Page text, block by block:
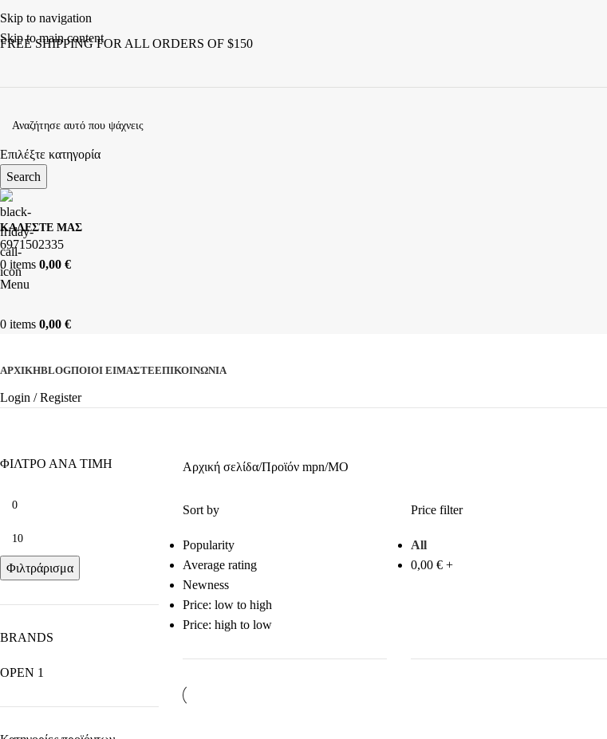
Skip to navigation
Skip to main content
FREE SHIPPING FOR ALL ORDERS OF $150
Επιλέξτε κατηγορία
Search
ΚΑΛΕΣΤΕ ΜΑΣ
6971502335
0 items 0,00 €
Menu
0 items 0,00 €
ΑΡΧΙΚΉBLOGΠΟΙΟΊ ΕΊΜΑΣΤΕΕΠΙΚΟΙΝΩΝΊΑ
Login / Register
ΦΙΛΤΡΟ ΑΝΑ ΤΙΜΗ
Φιλτράρισμα
BRANDS
OPEN 1
Αρχική σελίδα Προϊόν mpn MO
Sort by
Popularity
Average rating
Newness
Price: low to high
Price: high to low
Price filter
All
0,00€ +